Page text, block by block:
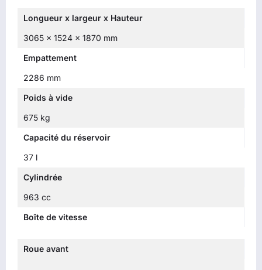
Longueur x largeur x Hauteur
3065 x 1524 x 1870 mm
Empattement
2286 mm
Poids à vide
675 kg
Capacité du réservoir
37 l
Cylindrée
963 cc
Boîte de vitesse
Roue avant